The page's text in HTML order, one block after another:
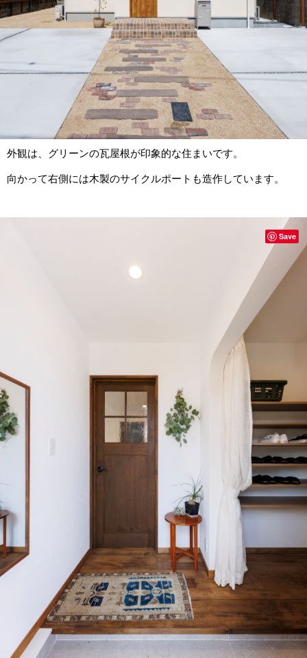
外観は、グリーンの瓦屋根が印象的な住まいです。
向かって右側には木製のサイクルポートも造作しています。
Save